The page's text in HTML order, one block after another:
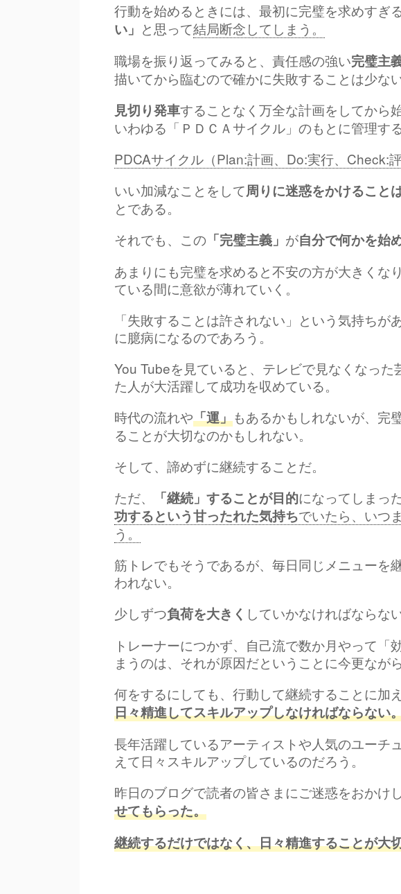
行動を始めるときには、最初に完璧を求めすぎ
い」 と思って結局断念してしまう。
職場を振り返ってみると、責任感の強い完璧主
描いてから臨むので確かに失敗することは少ない
見切り発車することなく万全な計画をしてから
いわゆる「ＰＤＣＡサイクル」のもとに管理す
PDCAサイクル（Plan:計画、Do:実行、Check:評
いい加減なことをして周りに迷惑をかけること
とである。
それでも、この 「完璧主義」 が自分で何かを始
あまりにも完璧を求めると不安の方が大きくな
ている間に意欲が薄れていく。
「失敗することは許されない」という気持ちが
に臆病になるのであろう。
You Tubeを見ていると、テレビで見なくなっ
た人が大活躍して成功を収めている。
時代の流れや「運」もあるかもしれないが、完
ることが大切なのかもしれない。
そして、諦めずに継続することだ。
ただ、
「継続」することが目的になってしまった
功するという甘ったれた気持ちでいたら、いつ
う。
筋トレでもそうであるが、毎日同じメニューを
われない。
少しずつ負荷を大きく していかなければならな
トレーナーにつかず、自己流で数か月やって「
まうのは、それが原因だということに今更なが
何をするにしても、行動して継続することに加え
日々精進してスキルアップしなければならない
長年活躍しているアーティストや人気のユーチ
えて日々スキルアップしているのだろう。
昨日のブログで読者の皆さまにご迷惑をおかけし
せてもらった。
継続するだけではなく、日々精進することが大